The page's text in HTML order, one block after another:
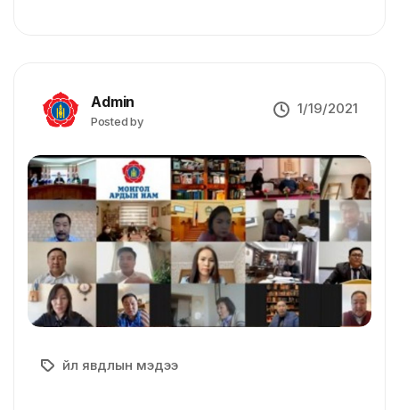
Admin
Posted by
1/19/2021
Үйл явдлын мэдээ